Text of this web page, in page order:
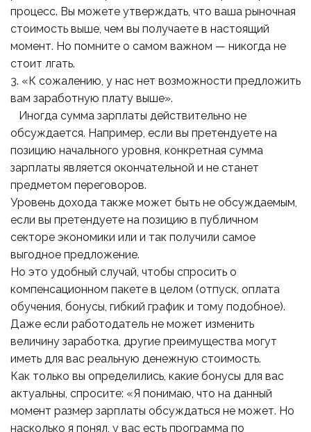
процесс. Вы можете утверждать, что ваша рыночная
стоимость выше, чем вы получаете в настоящий
момент. Но помните о самом важном — никогда не
стоит лгать.
3. «К сожалению, у нас нет возможности предложить
вам заработную плату выше».
Иногда сумма зарплаты действительно не
обсуждается. Например, если вы претендуете на
позицию начального уровня, конкретная сумма
зарплаты является окончательной и не станет
предметом переговоров.
Уровень дохода также может быть не обсуждаемым,
если вы претендуете на позицию в публичном
секторе экономики или и так получили самое
выгодное предложение.
Но это удобный случай, чтобы спросить о
компенсационном пакете в целом (отпуск, оплата
обучения, бонусы, гибкий график и тому подобное).
Даже если работодатель не может изменить
величину заработка, другие преимущества могут
иметь для вас реальную денежную стоимость.
Как только вы определились, какие бонусы для вас
актуальны, спросите: «Я понимаю, что на данный
момент размер зарплаты обсуждаться не может. Но
насколько я понял, у вас есть программа по